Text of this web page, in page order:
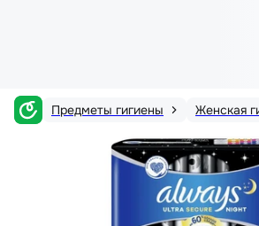
Предметы гигиены Женская